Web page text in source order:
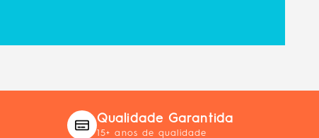
Qualidade Garantida
15+ anos de qualidade